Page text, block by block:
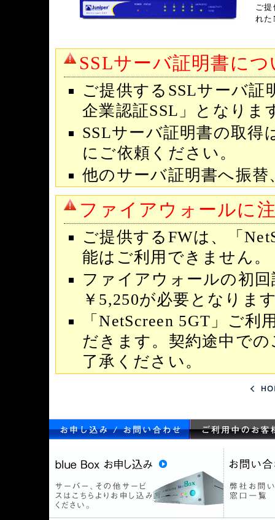
ご
れた
SSLサーバ証明書に
ご提供するSSLサーバ
企業認証SSL」となりま
SSLサーバ証明書の取得
にご依頼ください。
他のサーバ証明書へ振
ファイアウォールに
ご提供するFWは、「
能はご利用できません。
ファイアウォールの初
￥5,250が必要となりま
「NetScreen 5GT」ご
だきます。契約途中で
了承ください。